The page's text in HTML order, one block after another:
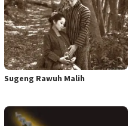
Sugeng Rawuh Malih